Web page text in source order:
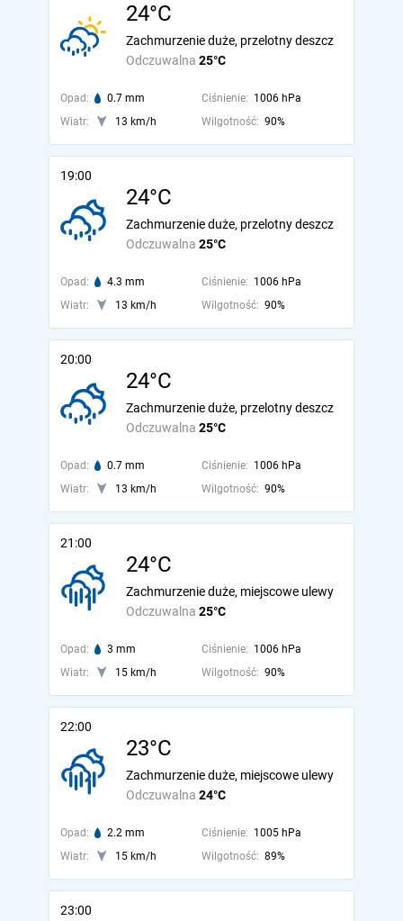
24°C
Odczuwalna 25°C
Zachmurzenie duże, przelotny deszcz
Opad: 0.7 mm Ciśnienie: 1006 hPa
Wiatr:
13 km/h Wilgotność: 90%
19:00
24°C
Odczuwalna 25°C
Zachmurzenie duże, przelotny deszcz
Opad: 4.3 mm Ciśnienie: 1006 hPa
Wiatr:
13 km/h Wilgotność: 90%
20:00
24°C
Odczuwalna 25°C
Zachmurzenie duże, przelotny deszcz
Opad: 0.7 mm Ciśnienie: 1006 hPa
Wiatr:
13 km/h Wilgotność: 90%
21:00
24°C
Odczuwalna 25°C
Zachmurzenie duże, miejscowe ulewy
Opad: 3 mm Ciśnienie: 1006 hPa
Wiatr:
15 km/h Wilgotność: 90%
22:00
23°C
Odczuwalna 24°C
Zachmurzenie duże, miejscowe ulewy
Opad: 2.2 mm Ciśnienie: 1005 hPa
Wiatr:
15 km/h Wilgotność: 89%
23:00